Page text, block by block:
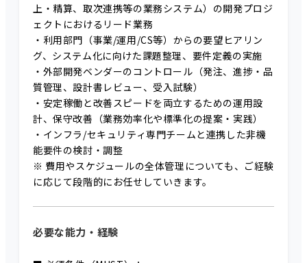
上・精算、取次連携等の業務システム）の開発プロジ
ェクトにおけるリード業務
・利用部門（事業/運用/CS等）からの要望ヒアリン
グ、システム化に向けた課題整理、要件定義の実施
・外部開発ベンダーのコントロール（発注、進捗・品
質管理、設計書レビュー、受入試験）
・安定稼働と改善スピードを両立するための運用設
計、保守改善（業務効率化や標準化の提案・実践）
・インフラ/セキュリティ専門チームと連携した非機
能要件の検討・調整
※ 費用やスケジュールの全体管理についても、ご経験
に応じて段階的にお任せしていきます。
必要な能力・経験